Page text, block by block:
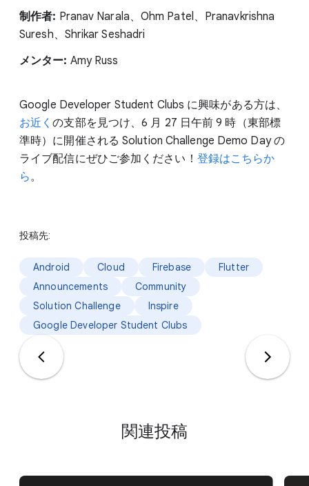
制作者: Pranav Narala、Ohm Patel、Pranavkrishna
Suresh、Shrikar Seshadri
メンター: Amy Russ
Google Developer Student Clubs に興味がある方は、
お近くの支部を見つけ、6 月 27 日午前 9 時（東部標
準時）に開催される Solution Challenge Demo Day の
ライブ配信にぜひご参加ください！ 登録はこちらか
ら。
投稿先:
Android Cloud Firebase
Flutter
Announcements
Community
Solution Challenge
Inspire
Google Developer Student Clubs
関連投稿